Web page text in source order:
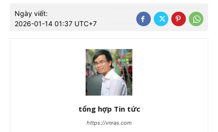
Ngày viết:
2026-01-14 01:37 UTC+7
tổng hợp Tin tức
https://vnras.com